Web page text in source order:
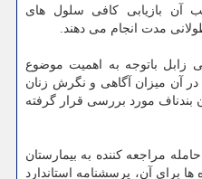
آن بازیابی کافی سلول های
مدت انجام می دهند.
زابل باتوجه به اهمیت موضوع
در آن میزان آگاهی و نگرش زنان
بندناف مورد بررسی قرار گرفته
نفر از زنان حامله مراجعه کننده به بیمارستان
ها برای آن، پرسشنامه استاندارد